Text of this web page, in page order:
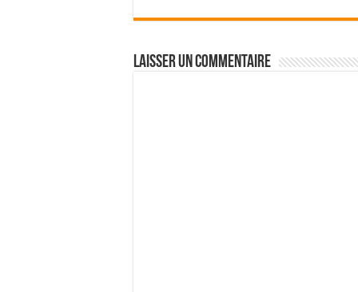
Laisser un commentaire